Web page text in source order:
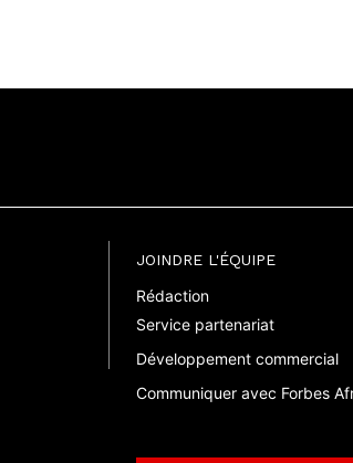
JOINDRE L'ÉQUIPE
Rédaction
Service partenariat
Développement commercial
Communiquer avec Forbes